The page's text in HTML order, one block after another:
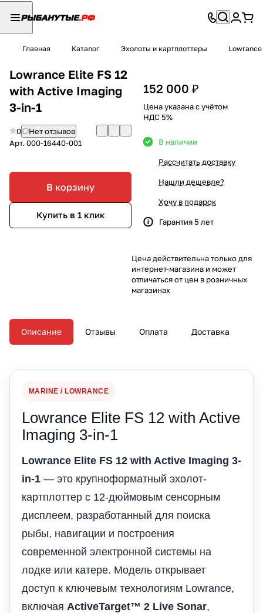
Главная Каталог Эхолоты и картплоттеры Lowrance
Lowrance Elite FS 12
with Active Imaging
3-in-1
0
Нет отзывов
Арт. 000-16440-001
В корзину
Купить в 1 клик
152 000 ₽
Цена указана с учётом
НДС 5%
В наличии
Рассчитать доставку
Нашли дешевле?
Хочу в подарок
Гарантия 5 лет
Цена действительна только для
интернет-магазина и может
отличаться от цен в розничных
магазинах
Описание Отзывы Оплата Доставка
MARINE / LOWRANCE
Lowrance Elite FS 12 with Active
Imaging 3-in-1
Lowrance Elite FS 12 with Active Imaging 3-
in-1 — это крупноформатный эхолот-
картплоттер с 12-дюймовым сенсорным
дисплеем, разработанный для поиска
рыбы, навигации и построения
современной электронной системы на
лодке или катере. Модель открывает
доступ к ключевым технологиям Lowrance,
включая ActiveTarget™ 2 Live Sonar,